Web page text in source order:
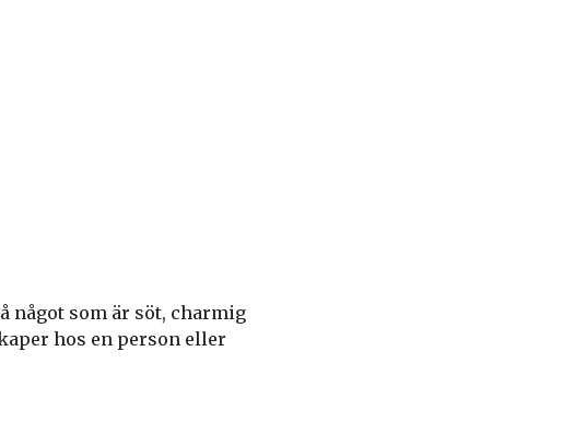
något som är söt, charmig
hos en person eller